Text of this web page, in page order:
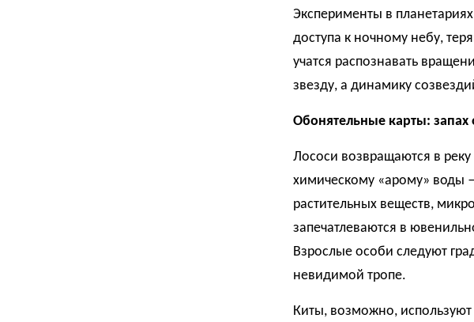
Эксперименты в
доступа к ночному небу,
учатся распознавать
звезду, а динамику
Обонятельные карты: запах
Лососи возвращаются в
химическому «арому»
растительных веществ,
запечатлеваются в
Взрослые особи следуют
невидимой тропе.
Киты, возможно, используют